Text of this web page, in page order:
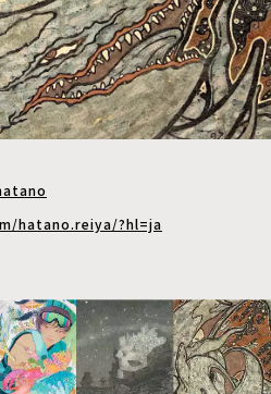
hatano.reiya/?hl=ja